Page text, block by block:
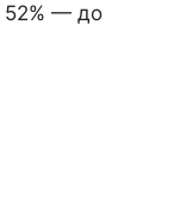
52% — до